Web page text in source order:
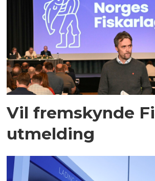
Vil fremskynde
utmelding